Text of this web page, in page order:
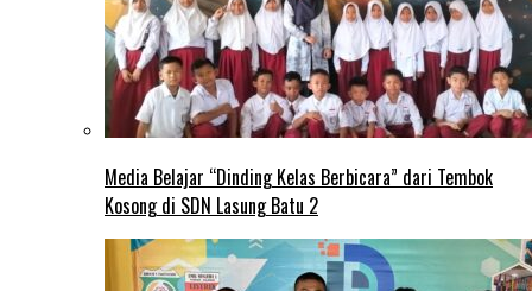
Media Belajar “Dinding Kelas Berbicara” dari Tembok
Kosong di SDN Lasung Batu 2